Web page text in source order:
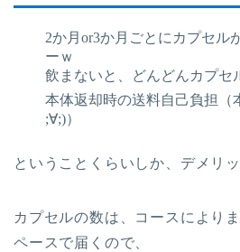
2か月or3か月ごとにカプセル
ーｗ
飲まないと、どんどんカプセ
本体返却時の送料自己負担（
;∀;)）
ということくらいしか、デメリ
カプセルの数は、コースにより
ペースで届くので、